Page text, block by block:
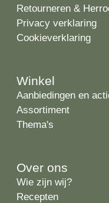
Retourneren &
Privacy verklaring
Cookieverklaring
Winkel
Aanbiedingen en
Assortiment
Thema's
Over ons
Wie zijn wij?
Recepten